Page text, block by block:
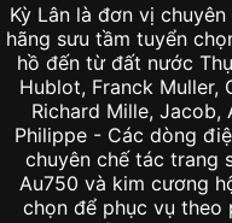
Kỳ Lân là đơn vị
hãng sưu tầm tuyển
hồ đến từ đất nước
Hublot, Franck Muller,
Richard Mille, Jacob,
Philippe - Các dòng
chuyên chế tác trang
Au750 và kim cương
chọn để phục vụ theo